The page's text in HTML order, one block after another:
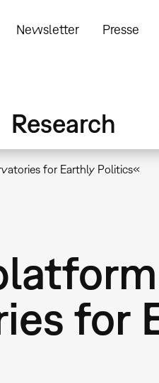
Newsletter Presse
Research
for Earthly Politics«
for